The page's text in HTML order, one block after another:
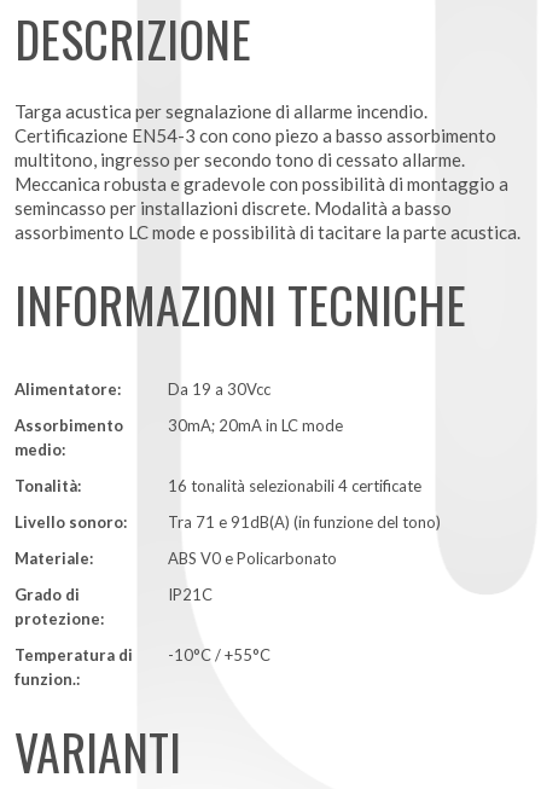
DESCRIZIONE
Targa acustica per segnalazione di allarme incendio.
Certificazione EN54-3 con cono piezo a basso assorbimento
multitono, ingresso per secondo tono di cessato allarme.
Meccanica robusta e gradevole con possibilità di montaggio a
semincasso per installazioni discrete. Modalità a basso
assorbimento LC mode e possibilità di tacitare la parte acustica.
INFORMAZIONI TECNICHE
Alimentatore:
Da 19 a 30Vcc
Assorbimento
medio:
30mA; 20mA in LC mode
Tonalità:
16 tonalità selezionabili 4 certificate
Livello sonoro:
Tra 71 e 91dB(A) (in funzione del tono)
Materiale:
ABS V0 e Policarbonato
Grado di
protezione:
IP21C
Temperatura di
funzion.:
-10°C / +55°C
VARIANTI